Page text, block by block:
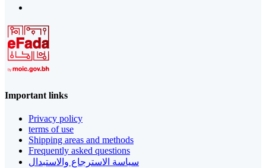
Important links
Privacy policy
terms of use
Shipping areas and methods
Frequently asked questions
سياسة الاسترجاع والاستبدال